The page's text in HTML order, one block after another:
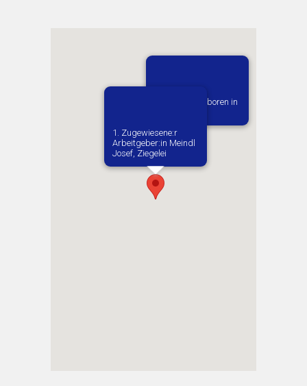
Vermutlich geboren in
1. Zugewiesene:r
Arbeitgeber:in​ Meindl
Josef, Ziegelei